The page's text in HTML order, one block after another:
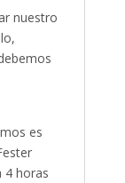
nuestro
es
4 horas